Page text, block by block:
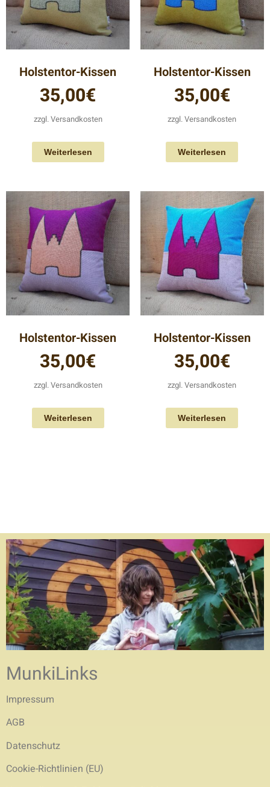
Holstentor-Kissen
35,00€
zzgl.Versandkosten
Weiterlesen
Holstentor-Kissen
35,00€
zzgl.Versandkosten
Weiterlesen
Holstentor-Kissen
35,00€
zzgl.Versandkosten
Weiterlesen
Holstentor-Kissen
35,00€
zzgl.Versandkosten
Weiterlesen
MunkiLinks
Impressum
AGB
Datenschutz
Cookie-Richtlinien (EU)